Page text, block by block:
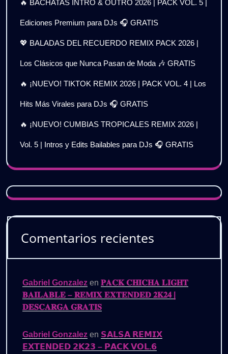
🔥 BACHATAS INTRO & OUTRO 2026 | PACK VOL. 5 |
Ediciones Premium para DJs 🎧 GRATIS
💖 BALADAS DEL RECUERDO REMIX PACK 2026 |
Los Clásicos que Nunca Pasan de Moda 🎶 GRATIS
🔥 ¡NUEVO! TIKTOK REMIX 2026 | PACK VOL. 4 | Los
Hits Más Virales para DJs 🎧 GRATIS
🔥 ¡NUEVO! CUMBIAS TROPICALES REMIX 2026 |
Vol. 5 | Intros y Edits Bailables para DJs 🎧 GRATIS
Comentarios recientes
Gabriel Gonzalez en 𝐏𝐀𝐂𝐊 𝐂𝐇𝐈𝐂𝐇𝐀 𝐋𝐈𝐆𝐇𝐓
𝐁𝐀𝐈𝐋𝐀𝐁𝐋𝐄 – 𝐑𝐄𝐌𝐈𝐗 𝐄𝐗𝐓𝐄𝐍𝐃𝐄𝐃 𝟐𝐊𝟐𝟒 |
𝐃𝐄𝐒𝐂𝐀𝐑𝐆𝐀 𝐆𝐑𝐀𝐓𝐈𝐒
Gabriel Gonzalez en 𝗦𝗔𝗟𝗦𝗔 𝗥𝗘𝗠𝗜𝗫
𝗘𝗫𝗧𝗘𝗡𝗗𝗘𝗗 𝟮𝗞𝟮𝟯 – 𝗣𝗔𝗖𝗞 𝗩𝗢𝗟.𝟲